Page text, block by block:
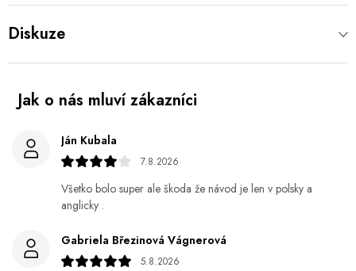
Diskuze
Ján Kubala
7.8.2026
Všetko bolo super ale škoda že návod je len v polsky a
anglicky .
Gabriela Březinová Vágnerová
5.8.2026